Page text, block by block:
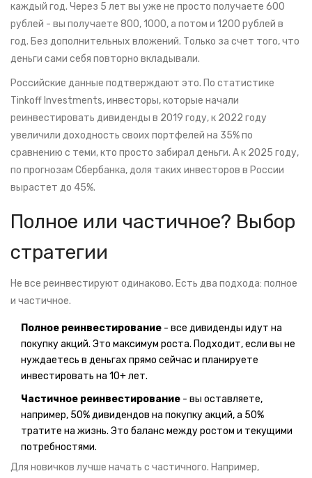
каждый год. Через 5 лет вы уже не просто получаете 600
рублей - вы получаете 800, 1000, а потом и 1200 рублей в
год. Без дополнительных вложений. Только за счет того, что
деньги сами себя повторно вкладывали.
Российские данные подтверждают это. По статистике
Tinkoff Investments, инвесторы, которые начали
реинвестировать дивиденды в 2019 году, к 2022 году
увеличили доходность своих портфелей на 35% по
сравнению с теми, кто просто забирал деньги. А к 2025 году,
по прогнозам Сбербанка, доля таких инвесторов в России
вырастет до 45%.
Полное или частичное? Выбор
стратегии
Не все реинвестируют одинаково. Есть два подхода: полное
и частичное.
Полное реинвестирование - все дивиденды идут на
покупку акций. Это максимум роста. Подходит, если вы не
нуждаетесь в деньгах прямо сейчас и планируете
инвестировать на 10+ лет.
Частичное реинвестирование - вы оставляете,
например, 50% дивидендов на покупку акций, а 50%
тратите на жизнь. Это баланс между ростом и текущими
потребностями.
Для новичков лучше начать с частичного. Например,